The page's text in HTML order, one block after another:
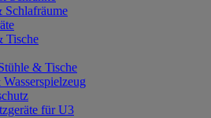
Schlafräume
Tische
& Tische
für U3